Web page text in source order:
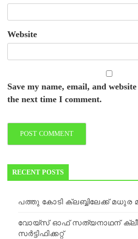
Website
Save my name, email, and
the next time I comment.
RECENT POSTS
പത്തു കോടി ക്ലബ്ബിലേക്ക്
വോയ്‌സ് ഓഫ് സത്യനാഥന്
സർട്ടിഫിക്കറ്റ്